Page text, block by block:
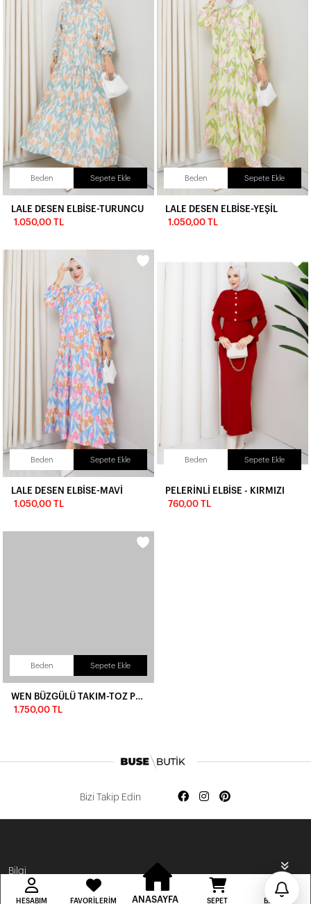
Beden Sepete Ekle
LALE DESEN ELBİSE-TURUNCU
1.050,00 TL
Beden Sepete Ekle
LALE DESEN ELBİSE-YEŞİL
1.050,00 TL
Beden Sepete Ekle
LALE DESEN ELBİSE-MAVİ
1.050,00 TL
Beden Sepete Ekle
PELERİNLİ ELBİSE - KIRMIZI
760,00 TL
Bizi Takip Edin
HESABIM FAVORILERIM ANASAYFA SEPET BILDIRIM